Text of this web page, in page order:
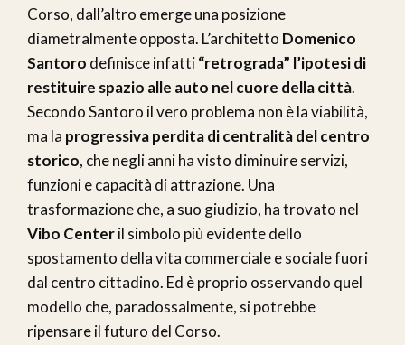
Corso, dall’altro emerge una posizione
diametralmente opposta. L’architetto Domenico
Santoro definisce infatti“retrograda” l’ipotesi di
restituire spazio alle auto nel cuore della città.
Secondo Santoro il vero problema non è la viabilità,
ma la progressiva perdita di centralità del centro
storico, che negli anni ha visto diminuire servizi,
funzioni e capacità di attrazione. Una
trasformazione che, a suo giudizio, ha trovato nel
Vibo Centeril simbolo più evidente dello
spostamento della vita commerciale e sociale fuori
dal centro cittadino. Ed è proprio osservando quel
modello che, paradossalmente, si potrebbe
ripensare il futuro del Corso.